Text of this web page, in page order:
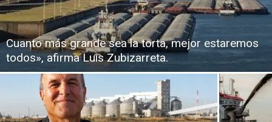
Cuanto más grande sea la torta, mejor estaremos
todos», afirma Luis Zubizarreta.